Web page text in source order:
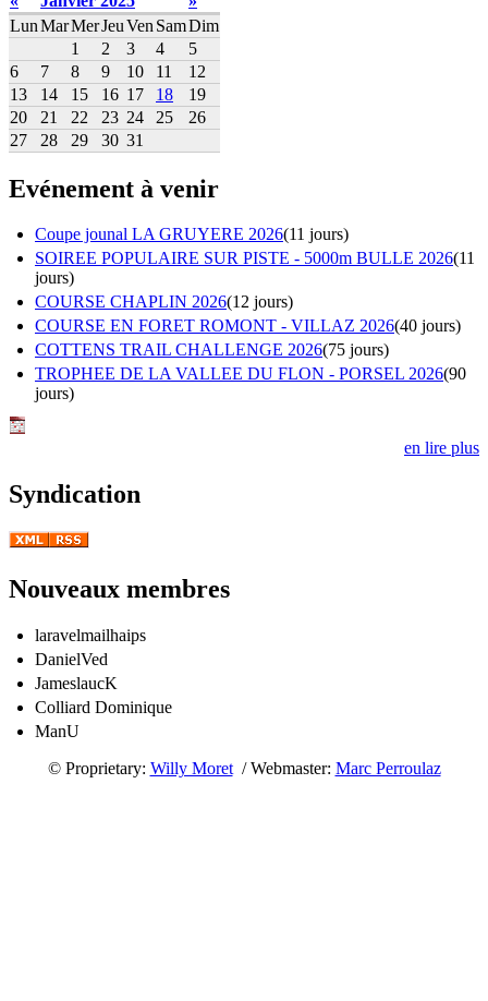
LunMarMerJeuVen SamDim
1
2 3 4
5
6
7 8 9 10 11
12
13
14 15 16 17 18
19
20
21 22 23 24 25
26
27
28 29 30 31
Evénement à venir
Coupe jounal LA GRUYERE 2026(11 jours)
SOIREE POPULAIRE SUR PISTE - 5000m BULLE 2026(11
jours)
COURSE CHAPLIN 2026(12 jours)
COURSE EN FORET ROMONT - VILLAZ 2026(40 jours)
COTTENS TRAIL CHALLENGE 2026(75 jours)
TROPHEE DE LA VALLEE DU FLON - PORSEL 2026(90
jours)
en lire plus
Syndication
Nouveaux membres
laravelmailhaips
DanielVed
JameslaucK
Colliard Dominique
ManU
© Proprietary: Willy Moret/ Webmaster: Marc Perroulaz